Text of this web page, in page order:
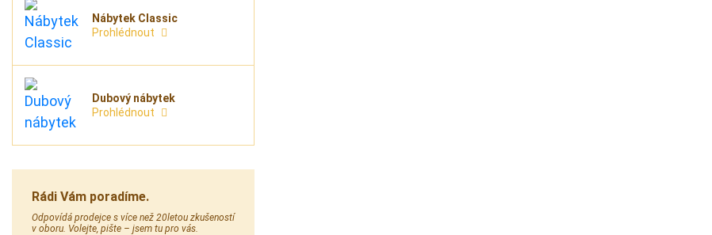
Nábytek Classic
Prohlédnout
Dubový nábytek
Prohlédnout
Rádi Vám poradíme.
Odpovídá prodejce s více než 20letou zkušeností
v oboru. Volejte, pište – jsem tu pro vás.